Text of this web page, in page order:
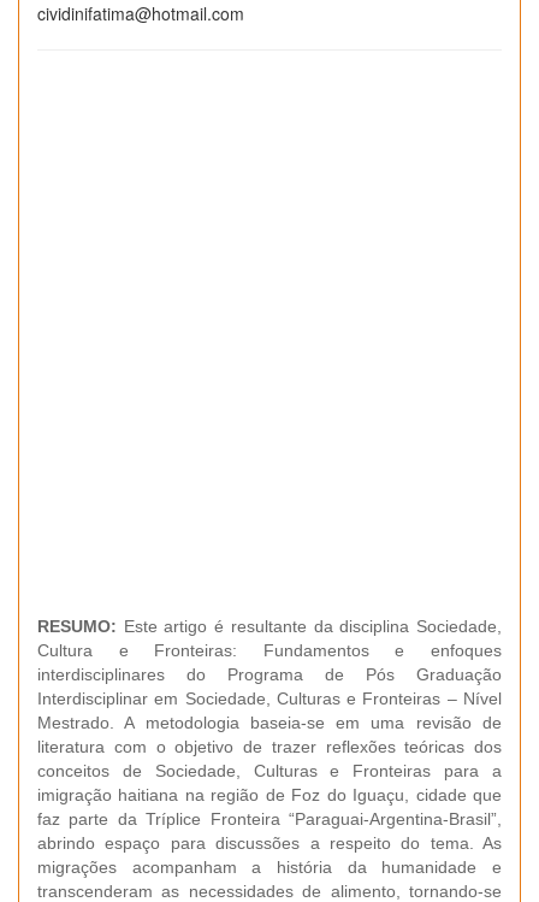
cividinifatima@hotmail.com
RESUMO: Este artigo é resultante da disciplina Sociedade,
Cultura e Fronteiras: Fundamentos e enfoques
interdisciplinares do Programa de Pós Graduação
Interdisciplinar em Sociedade, Culturas e Fronteiras – Nível
Mestrado. A metodologia baseia-se em uma revisão de
literatura com o objetivo de trazer reflexões teóricas dos
conceitos de Sociedade, Culturas e Fronteiras para a
imigração haitiana na região de Foz do Iguaçu, cidade que
faz parte da Tríplice Fronteira “Paraguai-Argentina-Brasil”,
abrindo espaço para discussões a respeito do tema. As
migrações acompanham a história da humanidade e
transcenderam as necessidades de alimento, tornando-se